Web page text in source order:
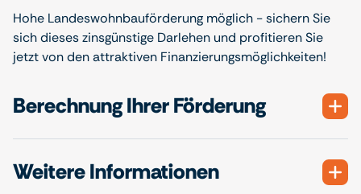
Hohe Landeswohnbauförderung möglich - sichern Sie
sich dieses zinsgünstige Darlehen und profitieren Sie
jetzt von den attraktiven Finanzierungsmöglichkeiten!
Berechnung Ihrer Förderung
Weitere Informationen